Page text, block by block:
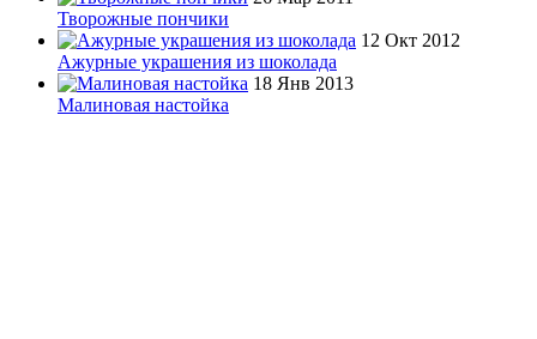
Творожные пончики
12 Окт 2012
Ажурные украшения из шоколада
18 Янв 2013
Малиновая настойка